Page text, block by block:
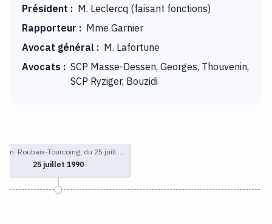
Président : M. Leclercq (faisant fonctions)
Rapporteur : Mme Garnier
Avocat général : M. Lafortune
Avocats : SCP Masse-Dessen, Georges, Thouvenin,
SCP Ryziger, Bouzidi
Roubaix-Tourcoing, du 25 juill. …
25 juillet 1990